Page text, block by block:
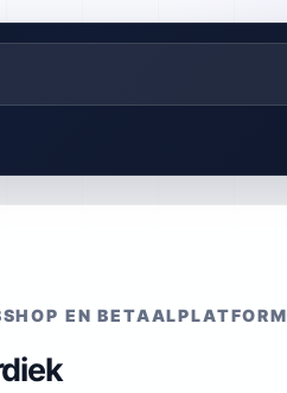
EN BETAALPLATFORM